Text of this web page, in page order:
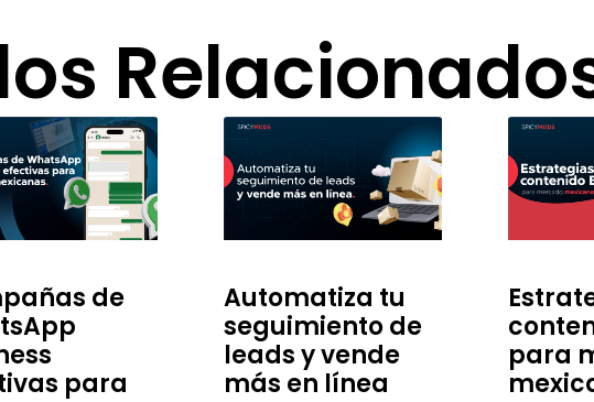
de
para
Automatiza tu
seguimiento de
leads y vende
más en línea
para